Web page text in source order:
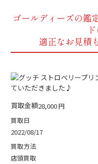
ゴールディーズの鑑
適正なお見積
買取金額28,000円
買取日
2022/08/17
買取方法
店頭買取